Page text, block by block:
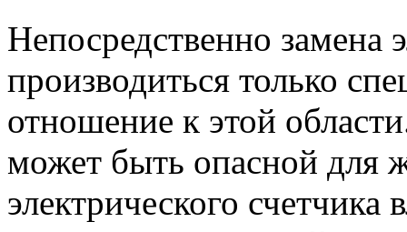
Непосредственно замена
производиться только
отношение к этой
может быть опасной для
электрического счетчика